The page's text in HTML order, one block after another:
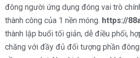
đông người ứng dụng đóng vai trò
thành công của 1 nền móng. https://
thành lập buổi tối giản, dễ điều phối,
chăng với đầy đủ đối tượng phần